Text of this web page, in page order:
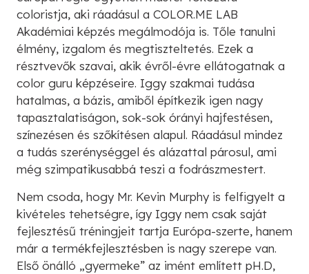
coloristja, aki ráadásul a COLOR.ME LAB
Akadémiai képzés megálmodója is. Tőle tanulni
élmény, izgalom és megtiszteltetés. Ezek a
résztvevők szavai, akik évről-évre ellátogatnak a
color guru képzéseire. Iggy szakmai tudása
hatalmas, a bázis, amiből építkezik igen nagy
tapasztalatiságon, sok-sok órányi hajfestésen,
színezésen és szőkítésen alapul. Ráadásul mindez
a tudás szerénységgel és alázattal párosul, ami
még szimpatikusabbá teszi a fodrászmestert.
Nem csoda, hogy Mr. Kevin Murphy is felfigyelt a
kivételes tehetségre, így Iggy nem csak saját
fejlesztésű tréningjeit tartja Európa-szerte, hanem
már a termékfejlesztésben is nagy szerepe van.
Első önálló „gyermeke” az imént említett pH.D,